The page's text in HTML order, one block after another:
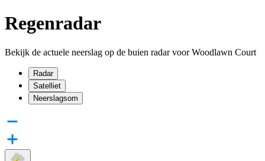
Regenradar
Bekijk de actuele neerslag op de buien radar voor Woodlawn Court
Radar
Satelliet
Neerslagsom